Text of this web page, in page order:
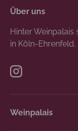
Über uns
Hinter Weinpalais
in Köln-Ehrenfeld.
Instagram
Weinpalais